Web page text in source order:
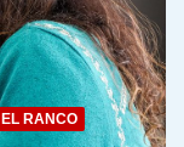
EL RANCO